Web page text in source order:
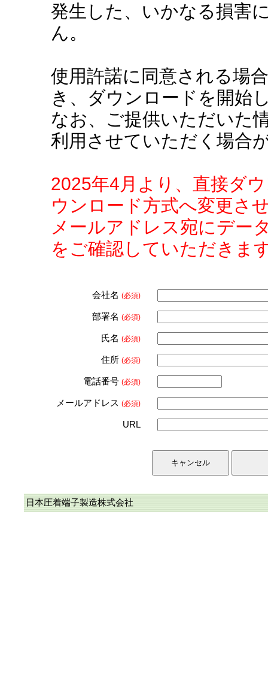
発生した、いかなる損害
ん。
使用許諾に同意される場
き、ダウンロードを開始
なお、ご提供いただいた
利用させていただく場合
2025年4月より、直接ダ
ウンロード方式へ変更さ
メールアドレス宛にデー
をご確認していただきま
会社名 (必須)
部署名 (必須)
氏名 (必須)
住所 (必須)
電話番号 (必須)
メールアドレス (必須)
URL
日本圧着端子製造株式会社